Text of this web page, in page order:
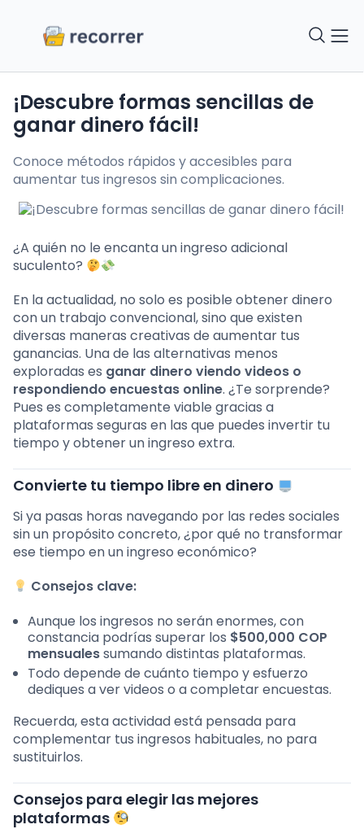
¡Descubre formas sencillas de
ganar dinero fácil!
Conoce métodos rápidos y accesibles para
aumentar tus ingresos sin complicaciones.
¿A quién no le encanta un ingreso adicional
suculento?
En la actualidad, no solo es posible obtener dinero
con un trabajo convencional, sino que existen
diversas maneras creativas de aumentar tus
ganancias. Una de las alternativas menos
exploradas es ganar dinero viendo videos o
respondiendo encuestas online. ¿Te sorprende?
Pues es completamente viable gracias a
plataformas seguras en las que puedes invertir tu
tiempo y obtener un ingreso extra.
Convierte tu tiempo libre en dinero
Si ya pasas horas navegando por las redes sociales
sin un propósito concreto, ¿por qué no transformar
ese tiempo en un ingreso económico?
Consejos clave:
Aunque los ingresos no serán enormes, con
constancia podrías superar los $500,000 COP
mensualessumando distintas plataformas.
Todo depende de cuánto tiempo y esfuerzo
dediques a ver videos o a completar encuestas.
Recuerda, esta actividad está pensada para
complementar tus ingresos habituales, no para
sustituirlos.
Consejos para elegir las mejores
plataformas